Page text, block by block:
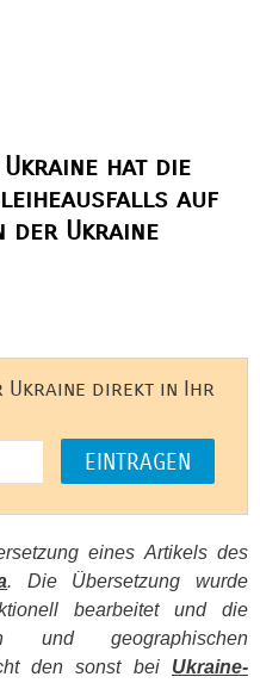
hat die
auf
der Ukraine
Ukraine direkt in Ihr
eines Artikels des
. Die Übersetzung wurde
bearbeitet und die
und geographischen
den sonst bei Ukraine-